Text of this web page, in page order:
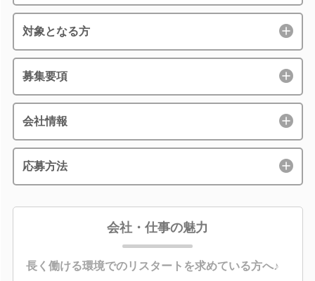
対象となる方
募集要項
会社情報
応募方法
会社・仕事の魅力
長く働ける環境でのリスタートを求めている方へ♪